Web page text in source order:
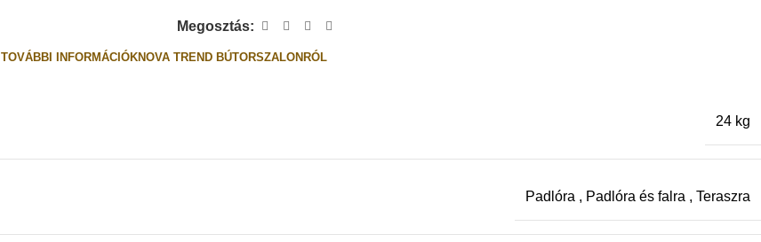
Megosztás:
TOVÁBBI INFORMÁCIÓKNOVA TREND BÚTORSZALONRÓL
24 kg
Padlóra , Padlóra és falra , Teraszra